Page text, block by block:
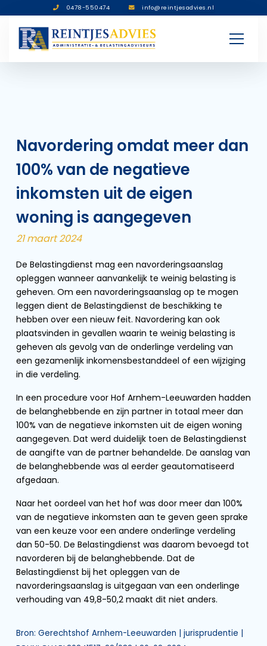
0478-550474 info@reintjesadvies.nl
Navordering omdat meer dan
100% van de negatieve
inkomsten uit de eigen
woning is aangegeven
21 maart 2024
De Belastingdienst mag een navorderingsaanslag
opleggen wanneer aanvankelijk te weinig belasting is
geheven. Om een navorderingsaanslag op te mogen
leggen dient de Belastingdienst de beschikking te
hebben over een nieuw feit. Navordering kan ook
plaatsvinden in gevallen waarin te weinig belasting is
geheven als gevolg van de onderlinge verdeling van
een gezamenlijk inkomensbestanddeel of een wijziging
in die verdeling.
In een procedure voor Hof Arnhem-Leeuwarden hadden
de belanghebbende en zijn partner in totaal meer dan
100% van de negatieve inkomsten uit de eigen woning
aangegeven. Dat werd duidelijk toen de Belastingdienst
de aangifte van de partner behandelde. De aanslag van
de belanghebbende was al eerder geautomatiseerd
afgedaan.
Naar het oordeel van het hof was door meer dan 100%
van de negatieve inkomsten aan te geven geen sprake
van een keuze voor een andere onderlinge verdeling
dan 50-50. De Belastingdienst was daarom bevoegd tot
navorderen bij de belanghebbende. Dat de
Belastingdienst bij het opleggen van de
navorderingsaanslag is uitgegaan van een onderlinge
verhouding van 49,8-50,2 maakt dit niet anders.
Bron: Gerechtshof Arnhem-Leeuwarden | jurisprudentie |